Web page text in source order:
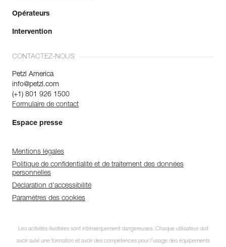
Opérateurs
Intervention
CONTACTEZ-NOUS
Petzl America
info@petzl.com
(+1) 801 926 1500
Formulaire de contact
Espace presse
Mentions légales
Politique de confidentialité et de traitement des données
personnelles
Déclaration d'accessibilité
Paramètres des cookies
Les activités illustrées sont intrinsèquement dangereuses. Chaque utilisateur doit
avoir suivi une formation et avoir des compétences pour l’usage des équipements